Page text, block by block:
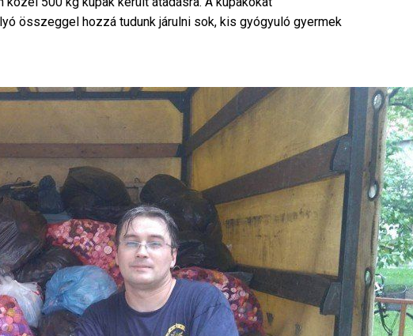
összeggel hozzá tudunk járulni sok, kis gyógyuló gyermek